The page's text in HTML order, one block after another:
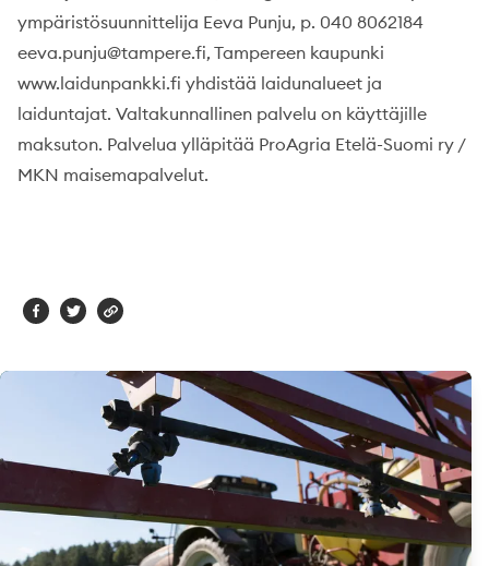
ympäristösuunnittelija Eeva Punju, p. 040 8062184
eeva.punju@tampere.fi, Tampereen kaupunki
www.laidunpankki.fi yhdistää laidunalueet ja
laiduntajat. Valtakunnallinen palvelu on käyttäjille
maksuton. Palvelua ylläpitää ProAgria Etelä-Suomi ry /
MKN maisemapalvelut.